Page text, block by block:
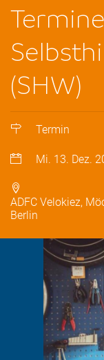
(SHW)
Termin
Mi. 13. Dez.
ADFC Velokiez,
Berlin